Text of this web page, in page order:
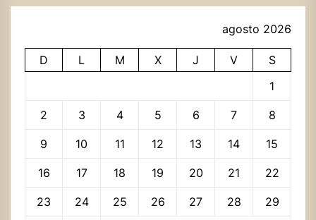
agosto 2026
D L M X J V
S
1
2 3 4 5 6 7 8
9 10 11 12 13 14 15
16 17 18 19 20 21 22
23 24 25 26 27 28 29